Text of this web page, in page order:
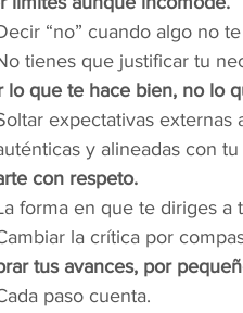
“no” cuando algo no
tienes que justificar tu
lo que te hace bien, no lo
expectativas externas
y alineadas con
con respeto.
forma en que te diriges a
la crítica por
tus avances, por
paso cuenta.